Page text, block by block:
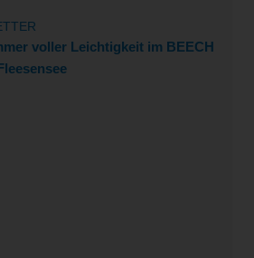
voller Leichtigkeit im BEECH